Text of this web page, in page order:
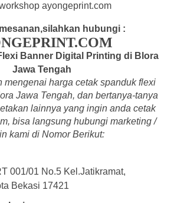
ayongeprint.com
hubungi :
Banner Digital Printing di Blora
Jawa Tengah
mengenai harga cetak spanduk flexi
Jawa Tengah, dan bertanya-tanya
lainnya yang ingin anda cetak
, bisa langsung hubungi marketing /
kami di Nomor Berikut:
001/01 No.5 Kel.Jatikramat,
Bekasi 17421